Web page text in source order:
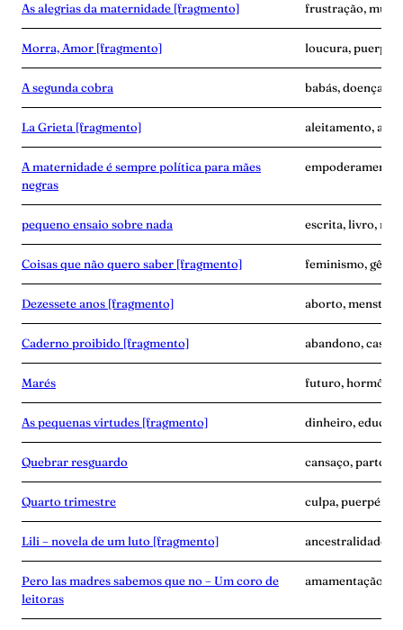
As alegrias da maternidade [fragmento] frustração,
Morra, Amor [fragmento] loucura,
A segunda cobra babás, doença,
La Grieta [fragmento] aleitamento, avó,
A maternidade é sempre política para mães
negras
pequeno ensaio sobre nada escrita, livro,
Coisas que não quero saber [fragmento] feminismo,
Dezessete anos [fragmento] aborto,
Caderno proibido [fragmento] abandono,
Marés futuro,
As pequenas virtudes [fragmento] dinheiro,
Quebrar resguardo cansaço, parto,
Quarto trimestre culpa, puerpério,
Lili – novela de um luto [fragmento] ancestralidade,
Pero las madres sabemos que no – Um coro de
leitoras
amamentação,